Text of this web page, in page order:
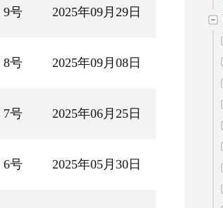
9号 2025年09月29日
8号 2025年09月08日
7号 2025年06月25日
6号 2025年05月30日